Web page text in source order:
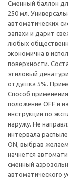
Сменный баллон
250 мл.
автоматических
запахи и дарит
любых
экономична в
поверхности.
этиловый
отдушка 5%.
Способ
положение OFF и
инструкции по
наружу. Не
интервала
ON, выбрав
начнется
сменный
автоматического